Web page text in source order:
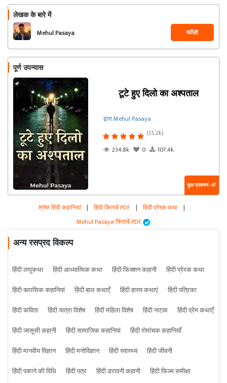
लेखक के बारे में
Mehul Pasaya फॉलो
पूर्ण उपन्यास
टूटे हुए दिलो का अश्पताल
द्वारा Mehul Pasaya
(55.2k)
234.8k
0 107.4k
कुल प्रकरण : 47
श्रेष्ठ हिंदी कहानियां | हिंदी किताबें PDF | हिंदी प्रेरक कथा |
Mehul Pasaya किताबें PDF
अन्य रसप्रद विकल्प
हिंदी लघुकथा हिंदी आध्यात्मिक कथा हिंदी फिक्शन कहानी
हिंदी प्रेरक कथा
हिंदी क्लासिक कहानियां
हिंदी बाल कथाएँ हिंदी हास्य कथाएं
हिंदी पत्रिका
हिंदी कविता
हिंदी यात्रा विशेष हिंदी महिला विशेष हिंदी नाटक
हिंदी प्रेम कथाएँ
हिंदी जासूसी कहानी
हिंदी सामाजिक कहानियां
हिंदी रोमांचक कहानियाँ
हिंदी मानवीय विज्ञान
हिंदी मनोविज्ञान हिंदी स्वास्थ्य
हिंदी जीवनी
हिंदी पकाने की विधि
हिंदी पत्र हिंदी डरावनी कहानी हिंदी फिल्म समीक्षा